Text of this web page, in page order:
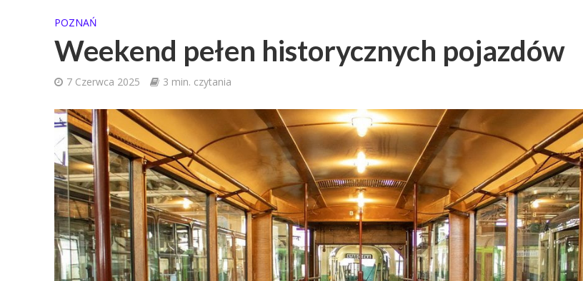
POZNAŃ
Weekend pełen historycznych pojazdów
7 Czerwca 2025 3 min. czytania